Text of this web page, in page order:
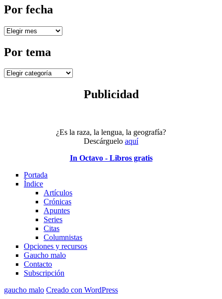
Por fecha
Por
Por tema
Por
Publicidad
¿Es la raza, la lengua, la geografía?
Descárguelo aquí
In Octavo - Libros gratis
Portada
Índice
Artículos
Crónicas
Apuntes
Series
Citas
Columnistas
Opciones y recursos
Gaucho malo
Contacto
Subscripción
gaucho malo Creado con WordPress